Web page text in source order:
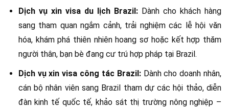
Dịch vụ xin visa du lịch Brazil:Dành cho khách hàng
sang tham quan ngắm cảnh, trải nghiệm các lễ hội văn
hóa, khám phá thiên nhiên hoang sơ hoặc kết hợp thăm
người thân, bạn bè đang cư trú hợp pháp tại Brazil.
Dịch vụ xin visa công tác Brazil:Dành cho doanh nhân,
cán bộ nhân viên sang Brazil tham dự các hội thảo, diễn
đàn kinh tế quốc tế, khảo sát thị trường nông nghiệp –